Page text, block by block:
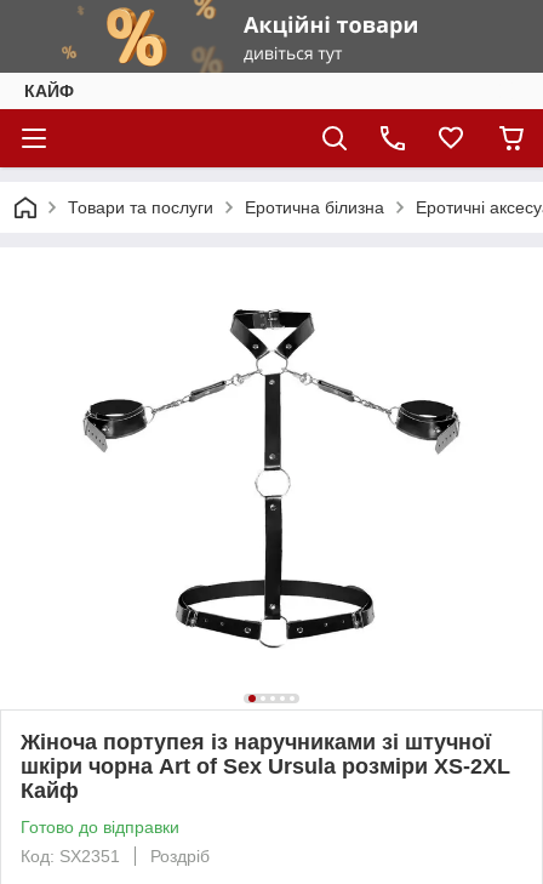
КАЙФ
Товари та послуги Еротична білизна Еротичні
Жіноча портупея із наручниками зі штучної
шкіри чорна Art of Sex Ursula розміри XS-2XL
Кайф
Готово до відправки
Код: SX2351
Роздріб